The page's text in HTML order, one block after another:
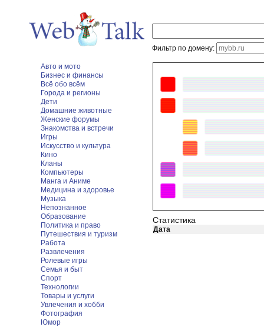
Фильтр по домену:
Авто и мото
Бизнес и финансы
Всё обо всём
Города и регионы
Дети
Домашние животные
Женские форумы
Знакомства и встречи
Игры
Искусство и культура
Кино
Кланы
Компьютеры
Манга и Аниме
Медицина и здоровье
Музыка
Непознанное
Образование
Политика и право
Путешествия и туризм
Работа
Развлечения
Ролевые игры
Семья и быт
Спорт
Технологии
Товары и услуги
Увлечения и хобби
Фотография
Юмор
Статистика
Дата